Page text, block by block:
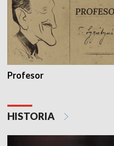
Profesor
HISTORIA